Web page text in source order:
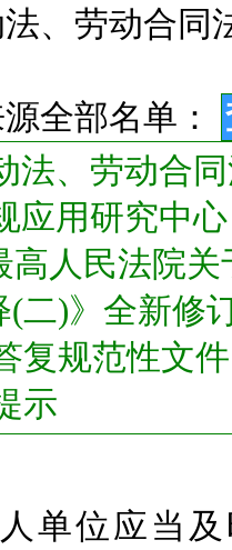
、劳动合同
全部名单：
法、劳动合
应用研究中
高人民法院
二)》全新修
复规范性文
示
单位应当